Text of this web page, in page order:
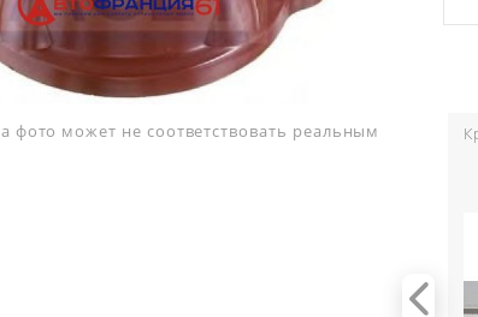
фото может не соответствовать реальным